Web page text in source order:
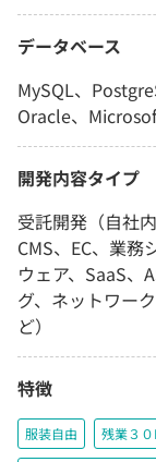
データベース
MySQL、
Oracle、
開発内容タイプ
受託開発（自社
CMS、EC、業
ウェア、SaaS、
グ、ネットワー
ど）
特徴
服装自由 残業３